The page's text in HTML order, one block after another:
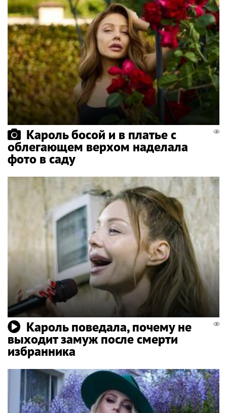
Кароль босой и в платье с
облегающем верхом наделала
фото в саду
Кароль поведала, почему не
выходит замуж после смерти
избранника